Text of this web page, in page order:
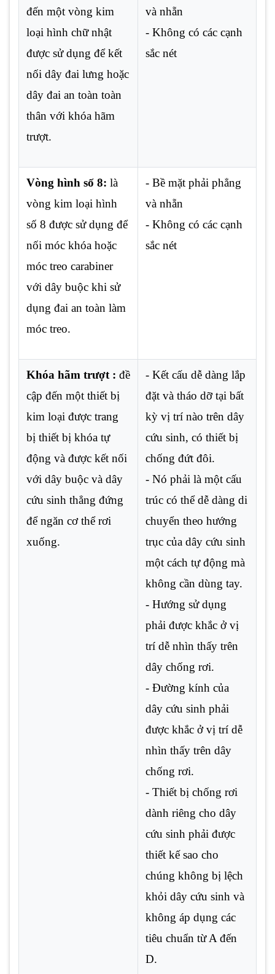
đến một vòng kim
loại hình chữ nhật
được sử dụng để kết
nối dây đai lưng hoặc
dây đai an toàn toàn
thân với khóa hãm
trượt.
và nhẵn
- Không có các cạnh
sắc nét
Vòng hình số 8: là
vòng kim loại hình
số 8 được sử dụng để
nối móc khóa hoặc
móc treo carabiner
với dây buộc khi sử
dụng đai an toàn làm
móc treo.
- Bề mặt phải phẳng
và nhẵn
- Không có các cạnh
sắc nét
Khóa hãm trượt : đề
cập đến một thiết bị
kim loại được trang
bị thiết bị khóa tự
động và được kết nối
với dây buộc và dây
cứu sinh thẳng đứng
để ngăn cơ thể rơi
xuống.
- Kết cấu dễ dàng lắp
đặt và tháo dỡ tại bất
kỳ vị trí nào trên dây
cứu sinh, có thiết bị
chống đứt đôi.
- Nó phải là một cấu
trúc có thể dễ dàng di
chuyển theo hướng
trục của dây cứu sinh
một cách tự động mà
không cần dùng tay.
- Hướng sử dụng
phải được khắc ở vị
trí dễ nhìn thấy trên
dây chống rơi.
- Đường kính của
dây cứu sinh phải
được khắc ở vị trí dễ
nhìn thấy trên dây
chống rơi.
- Thiết bị chống rơi
dành riêng cho dây
cứu sinh phải được
thiết kế sao cho
chúng không bị lệch
khỏi dây cứu sinh và
không áp dụng các
tiêu chuẩn từ A đến
D.